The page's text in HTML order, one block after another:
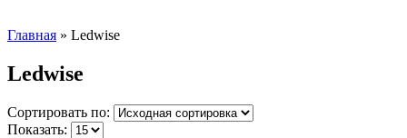
Главная » Ledwise
Ledwise
Сортировать по:
Показать: